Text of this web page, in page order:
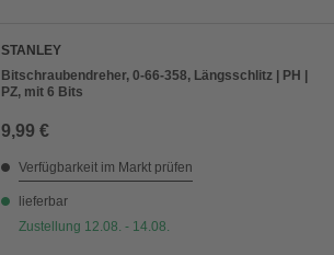
STANLEY
Bitschraubendreher, 0-66-358, Längsschlitz | PH |
PZ, mit 6 Bits
9,99 €
Verfügbarkeit im Markt prüfen
lieferbar
Zustellung 12.08. - 14.08.